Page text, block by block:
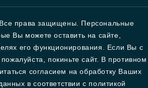
права защищены. Персональные
Вы можете оставить на сайте,
его функционирования. Если Вы с
покиньте сайт. В противном
согласием на обработку Ваших
в соответствии с политикой